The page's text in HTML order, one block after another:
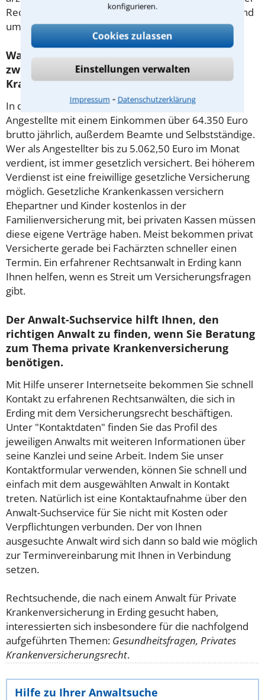
konfigurieren.
Cookies zulassen
Einstellungen verwalten
Impressum ⁃ Datenschutzerklärung
Rechtsanwalt aus Erding kann Sie zu allen Fragen rund
um dieses Thema beraten.
Was sind die wichtigsten Unterschiede
zwischen privater und gesetzlicher
Krankenversicherung?
In die private Versicherung eintreten können
Angestellte mit einem Einkommen über 64.350 Euro
brutto jährlich, außerdem Beamte und Selbstständige.
Wer als Angestellter bis zu 5.062,50 Euro im Monat
verdient, ist immer gesetzlich versichert. Bei höherem
Verdienst ist eine freiwillige gesetzliche Versicherung
möglich. Gesetzliche Krankenkassen versichern
Ehepartner und Kinder kostenlos in der
Familienversicherung mit, bei privaten Kassen müssen
diese eigene Verträge haben. Meist bekommen privat
Versicherte gerade bei Fachärzten schneller einen
Termin. Ein erfahrener Rechtsanwalt in Erding kann
Ihnen helfen, wenn es Streit um Versicherungsfragen
gibt.
Der Anwalt-Suchservice hilft Ihnen, den
richtigen Anwalt zu finden, wenn Sie Beratung
zum Thema private Krankenversicherung
benötigen.
Mit Hilfe unserer Internetseite bekommen Sie schnell
Kontakt zu erfahrenen Rechtsanwälten, die sich in
Erding mit dem Versicherungsrecht beschäftigen.
Unter "Kontaktdaten" finden Sie das Profil des
jeweiligen Anwalts mit weiteren Informationen über
seine Kanzlei und seine Arbeit. Indem Sie unser
Kontaktformular verwenden, können Sie schnell und
einfach mit dem ausgewählten Anwalt in Kontakt
treten. Natürlich ist eine Kontaktaufnahme über den
Anwalt-Suchservice für Sie nicht mit Kosten oder
Verpflichtungen verbunden. Der von Ihnen
ausgesuchte Anwalt wird sich dann so bald wie möglich
zur Terminvereinbarung mit Ihnen in Verbindung
setzen.
Rechtsuchende, die nach einem Anwalt für Private
Krankenversicherung in Erding gesucht haben,
interessierten sich insbesondere für die nachfolgend
aufgeführten Themen: Gesundheitsfragen, Privates
Krankenversicherungsrecht.
Hilfe zu Ihrer Anwaltsuche